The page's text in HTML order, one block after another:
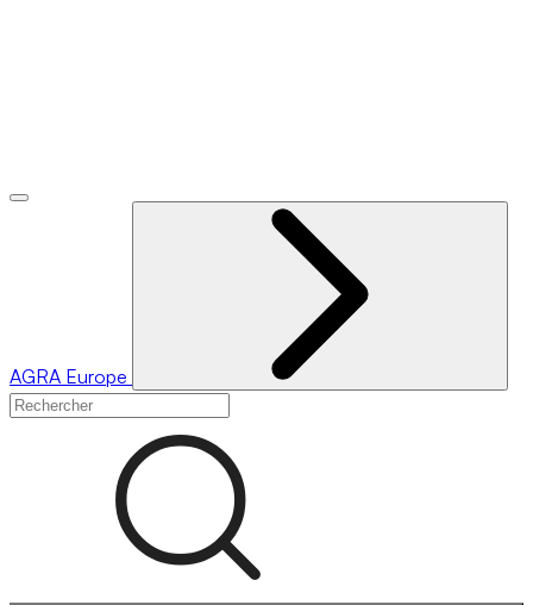
AGRA Europe